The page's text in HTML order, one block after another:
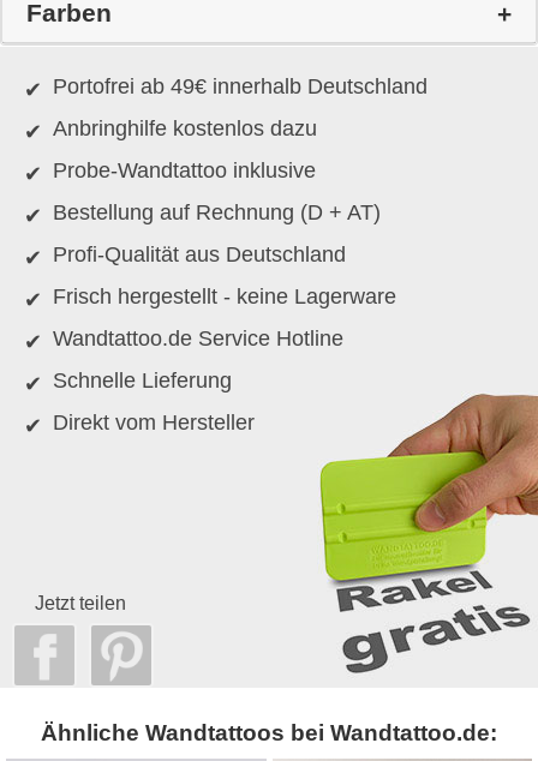
Farben
Portofrei ab 49€ innerhalb Deutschland
Anbringhilfe kostenlos dazu
Probe-Wandtattoo inklusive
Bestellung auf Rechnung (D + AT)
Profi-Qualität aus Deutschland
Frisch hergestellt - keine Lagerware
Wandtattoo.de Service Hotline
Schnelle Lieferung
Direkt vom Hersteller
Jetzt teilen
Ähnliche Wandtattoos bei Wandtattoo.de: